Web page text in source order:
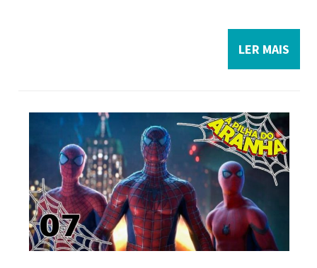
LER MAIS